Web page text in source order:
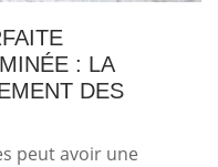
: LA
DES
peut avoir une